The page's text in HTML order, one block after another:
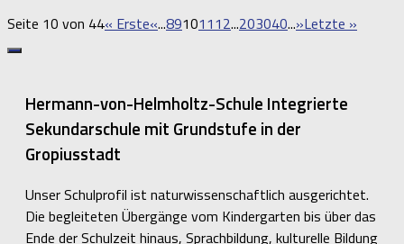
Seite 10 von 44« Erste«...89101112...203040...»Letzte »
Hermann-von-Helmholtz-Schule Integrierte
Sekundarschule mit Grundstufe in der
Gropiusstadt
Unser Schulprofil ist naturwissenschaftlich ausgerichtet.
Die begleiteten Übergänge vom Kindergarten bis über das
Ende der Schulzeit hinaus, Sprachbildung, kulturelle Bildung